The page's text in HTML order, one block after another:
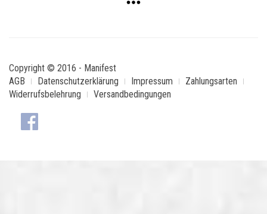
Copyright © 2016 - Manifest
AGB
Datenschutzerklärung Impressum
Zahlungsarten
Widerrufsbelehrung
Versandbedingungen